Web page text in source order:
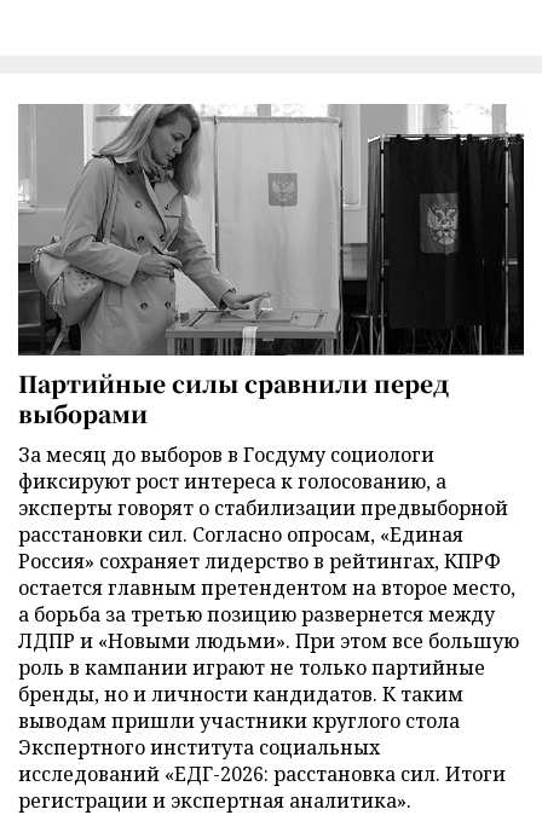
Партийные силы сравнили перед
выборами
За месяц до выборов в Госдуму социологи
фиксируют рост интереса к голосованию, а
эксперты говорят о стабилизации предвыборной
расстановки сил. Согласно опросам, «Единая
Россия» сохраняет лидерство в рейтингах, КПРФ
остается главным претендентом на второе место,
а борьба за третью позицию развернется между
ЛДПР и «Новыми людьми». При этом все большую
роль в кампании играют не только партийные
бренды, но и личности кандидатов. К таким
выводам пришли участники круглого стола
Экспертного института социальных
исследований «ЕДГ-2026: расстановка сил. Итоги
регистрации и экспертная аналитика».